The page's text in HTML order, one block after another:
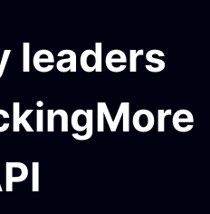
leaders